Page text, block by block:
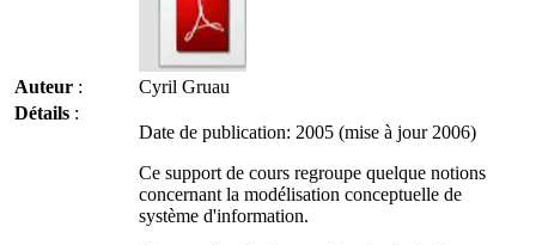
Auteur :
Cyril Gruau
Détails :
Date de publication: 2005 (mise à jour 2006)
Ce support de cours regroupe quelque notions
concernant la modélisation conceptuelle de
système d'information.